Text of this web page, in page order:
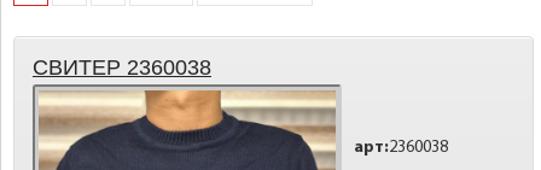
СВИТЕР 2360038
арт:2360038